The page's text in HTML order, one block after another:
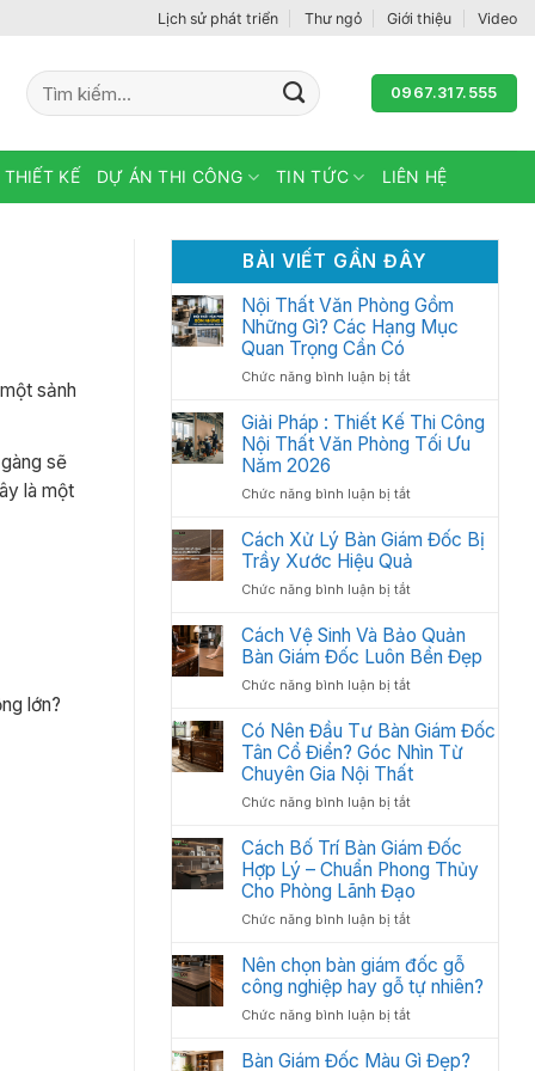
Lịch sử phát triển Thư ngỏ Giới thiệu Video
Tìm
kiếm:
0967.317.555
KẾ DỰ ÁN THI CÔNG TIN TỨC LIÊN HỆ
sảnh
sẽ
là một
lớn?
BÀI VIẾT GẦN ĐÂY
Nội Thất Văn Phòng Gồm
Những Gì? Các Hạng Mục
Quan Trọng Cần Có
Chức năng bình luận bị tắtở
Thất
Văn
Phòng
Những
Các
Hạng
Quan
Cần
Có
Giải Pháp : Thiết Kế Thi Công
Nội Thất Văn Phòng Tối Ưu
Năm 2026
Chức năng bình luận bị tắtở
Pháp
Kế
Công
Nội
Tối
Ưu
Năm
2026
Cách Xử Lý Bàn Giám Đốc Bị
Trầy Xước Hiệu Quả
Chức năng bình luận bị tắtở
Xử
Lý
Bàn
Giám
Bị
Trầy
Xước
Quả
Cách Vệ Sinh Và Bảo Quản
Bàn Giám Đốc Luôn Bền Đẹp
Chức năng bình luận bị tắtở
Vệ
Sinh
Và
Bảo
Quản
Giám
Đốc
Luôn
Đẹp
Có Nên Đầu Tư Bàn Giám Đốc
Tân Cổ Điển? Góc Nhìn Từ
Chuyên Gia Nội Thất
Chức năng bình luận bị tắtở
Nên
Đầu
Tư
Bàn
Giám
Tân
Cổ
Góc
Từ
Cách Bố Trí Bàn Giám Đốc
Hợp Lý – Chuẩn Phong Thủy
Cho Phòng Lãnh Đạo
Chức năng bình luận bị tắtở
Bố
Trí
Bàn
Giám
Hợp
Nên chọn bàn giám đốc gỗ
công nghiệp hay gỗ tự nhiên?
Chức năng bình luận bị tắtở
chọn
Bàn Giám Đốc Màu Gì Đẹp?